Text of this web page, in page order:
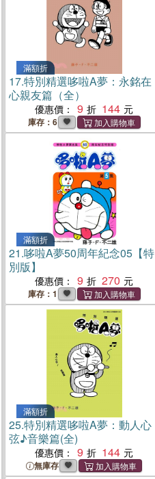
滿額折
17.特別精選哆啦A夢：永銘在
心親友篇（全）
優惠價： 9 144
庫存：6
滿額折
21.哆啦A夢50周年紀念05【特
別版】
優惠價： 9 270
庫存：1
滿額折
25.特別精選哆啦A夢：動人心
弦♪音樂篇(全)
優惠價： 9 144
無庫存